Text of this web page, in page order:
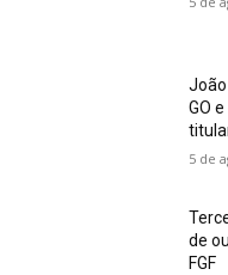
GO
5 de
de
FGF